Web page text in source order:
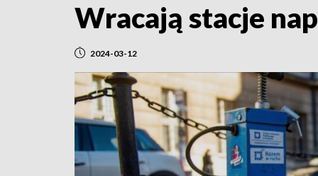
Wracają stacje
2024-03-12